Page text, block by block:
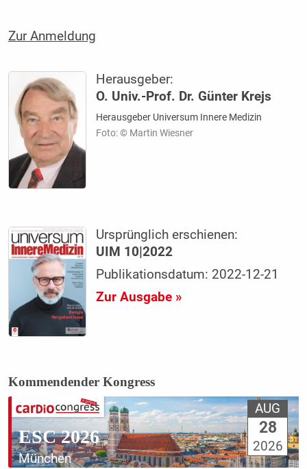
Zur Anmeldung
Herausgeber:
O. Univ.-Prof. Dr. Günter Krejs
Herausgeber Universum Innere Medizin
Foto: © Martin Wiesner
Ursprünglich erschienen:
UIM 10|2022
Publikationsdatum: 2022-12-21
Zur Ausgabe »
Kommendender Kongress
ESC 2026
München
AUG
28
2026